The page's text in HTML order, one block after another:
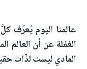
عالمنا اليوم يُعرّف
الغفلة عن أن العالم
المادي ليست لذّات